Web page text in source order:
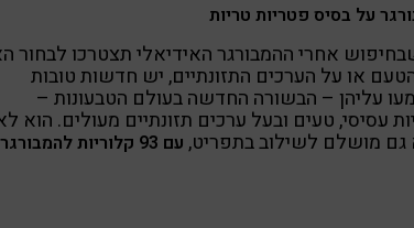
על בסיס פטריות טריות
אחרי ההמבורגר האידיאלי תצטרכו לבחור
או על הערכים התזונתיים, יש חדשות טובות
עליהן – הבשורה החדשה בעולם הטבעונות –
עסיסי, טעים ובעל ערכים תזונתיים מעולים. הוא
מושלם לשילוב בתפריט,
עם 93 קלוריות להמבורגר